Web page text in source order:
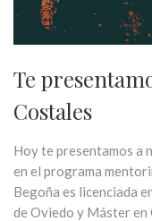
Te
Costales
Hoy te presentamos a
en el programa
Begoña es licenciada
de Oviedo y Máster